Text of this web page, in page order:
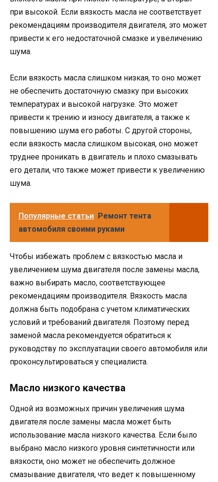
при высокой. Если вязкость масла не соответствует
рекомендациям производителя двигателя, это может
привести к его недостаточной смазке и увеличению
шума.
Если вязкость масла слишком низкая, то оно может
не обеспечить достаточную смазку при высоких
температурах и высокой нагрузке. Это может
привести к трению и износу двигателя, а также к
повышению шума его работы. С другой стороны,
если вязкость масла слишком высокая, оно может
труднее проникать в двигатель и плохо смазывать
его детали, что также может привести к увеличению
шума.
Популярные статьи Ремонт тента
автомобиля своими руками
Чтобы избежать проблем с вязкостью масла и
увеличением шума двигателя после замены масла,
важно выбирать масло, соответствующее
рекомендациям производителя. Вязкость масла
должна быть подобрана с учетом климатических
условий и требований двигателя. Поэтому перед
заменой масла рекомендуется обратиться к
руководству по эксплуатации своего автомобиля или
проконсультироваться у специалиста.
Масло низкого качества
Одной из возможных причин увеличения шума
двигателя после замены масла может быть
использование масла низкого качества. Если было
выбрано масло низкого уровня синтетичности или
вязкости, оно может не обеспечить должное
смазывание двигателя, что ведет к повышенному